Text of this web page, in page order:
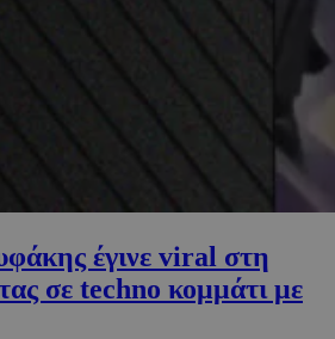
έγινε viral στη
σε techno κομμάτι με